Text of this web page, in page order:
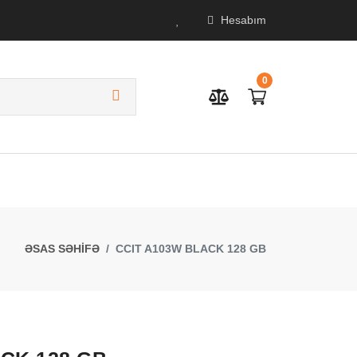
Hesabım
0
ƏSAS SƏHİFƏ CCIT A103W BLACK 128 GB